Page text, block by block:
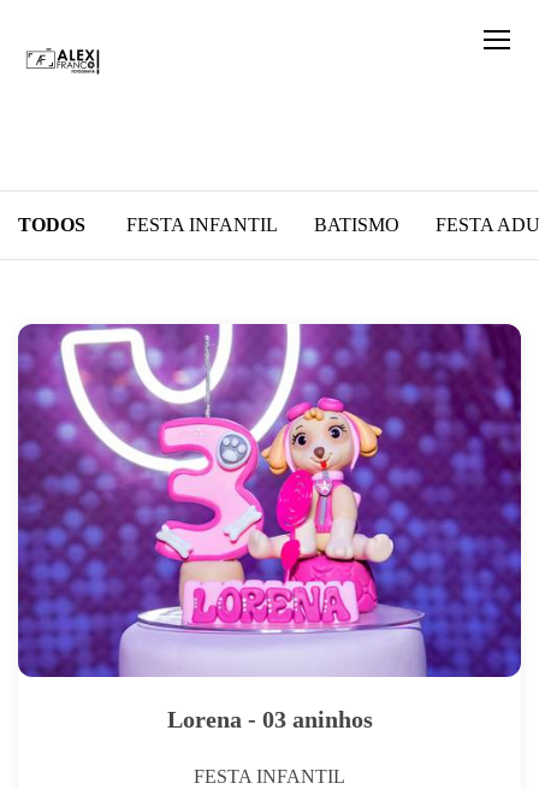
TODOS FESTA INFANTIL BATISMO FESTA
Lorena - 03 aninhos
FESTA INFANTIL